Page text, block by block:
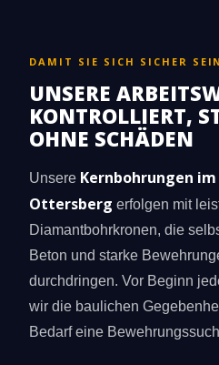
DAMIT SIE SICH SICHER
UNSERE
KONTROLLIERT,
OHNE SCHÄDEN
Unsere Kernbohrungen
Ottersberg erfolgen mit
Diamantbohrkronen, die
Beton und starke
durchdringen. Vor Beginn
wir die baulichen
Bedarf eine